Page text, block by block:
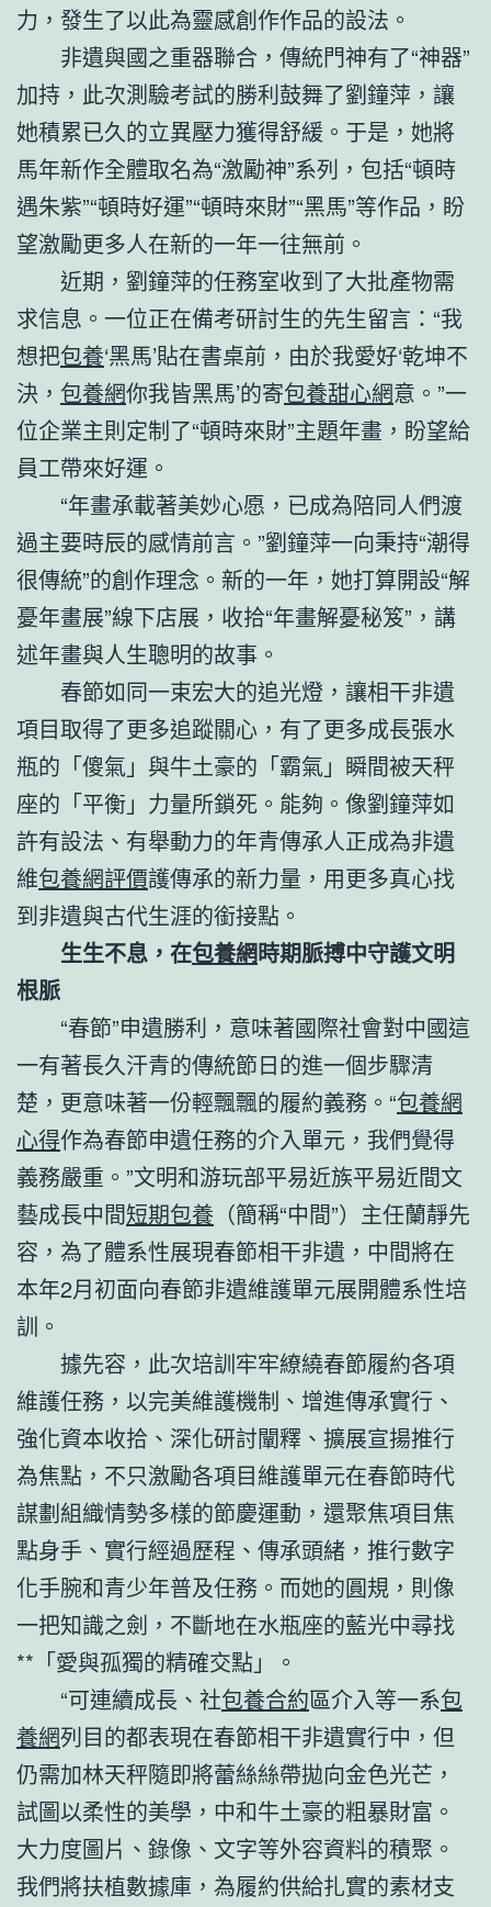
力，發生了以此為靈感創作作品的設法。
非遺與國之重器聯合，傳統門神有了“神器”
加持，此次測驗考試的勝利鼓舞了劉鐘萍，讓
她積累已久的立異壓力獲得舒緩。于是，她將
馬年新作全體取名為“激勵神”系列，包括“頓時
遇朱紫”“頓時好運”“頓時來財”“黑馬”等作品，盼
望激勵更多人在新的一年一往無前。
近期，劉鐘萍的任務室收到了大批產物需
求信息。一位正在備考研討生的先生留言：“我
想把包養‘黑馬’貼在書桌前，由於我愛好‘乾坤不
決， 包養網你我皆黑馬’的寄包養甜心網意。”一
位企業主則定制了“頓時來財”主題年畫，盼望給
員工帶來好運。
“年畫承載著美妙心愿，已成為陪同人們渡
過主要時辰的感情前言。”劉鐘萍一向秉持“潮得
很傳統”的創作理念。新的一年，她打算開設“解
憂年畫展”線下店展，收拾“年畫解憂秘笈”，講
述年畫與人生聰明的故事。
春節如同一束宏大的追光燈，讓相干非遺
項目取得了更多追蹤關心，有了更多成長張水
瓶的「傻氣」與牛土豪的「霸氣」瞬間被天秤
座的「平衡」力量所鎖死。能夠。像劉鐘萍如
許有設法、有舉動力的年青傳承人正成為非遺
維包養網評價護傳承的新力量，用更多真心找
到非遺與古代生涯的銜接點。
生生不息，在包養網時期脈搏中守護文明
根脈
“春節”申遺勝利，意味著國際社會對中國這
一有著長久汗青的傳統節日的進一個步驟清
楚，更意味著一份輕飄飄的履約義務。“包養網
心得作為春節申遺任務的介入單元，我們覺得
義務嚴重。”文明和游玩部平易近族平易近間文
藝成長中間短期包養 （簡稱“中間”）主任蘭靜先
容，為了體系性展現春節相干非遺，中間將在
本年2月初面向春節非遺維護單元展開體系性培
訓。
據先容，此次培訓牢牢繚繞春節履約各項
維護任務，以完美維護機制、增進傳承實行、
強化資本收拾、深化研討闡釋、擴展宣揚推行
為焦點，不只激勵各項目維護單元在春節時代
謀劃組織情勢多樣的節慶運動，還聚焦項目焦
點身手、實行經過歷程、傳承頭緒，推行數字
化手腕和青少年普及任務。而她的圓規，則像
一把知識之劍，不斷地在水瓶座的藍光中尋找
**「愛與孤獨的精確交點」。
“可連續成長、社包養合約區介入等一系包
養網列目的都表現在春節相干非遺實行中，但
仍需加林天秤隨即將蕾絲絲帶拋向金色光芒，
試圖以柔性的美學，中和牛土豪的粗暴財富。
大力度圖片、錄像、文字等外容資料的積聚。
我們將扶植數據庫，為履約供給扎實的素材支